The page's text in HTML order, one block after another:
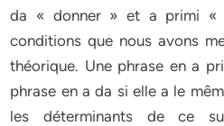
da « donner » et a primi «
conditions que nous avons
théorique. Une phrase en a
phrase en a da si elle a le
les déterminants de ce